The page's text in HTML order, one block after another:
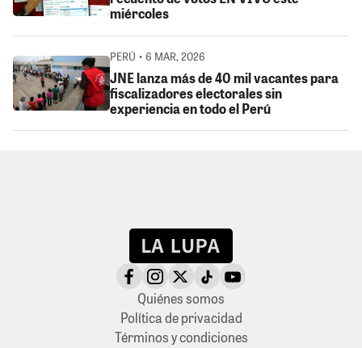
miércoles
PERÚ • 6 MAR, 2026
JNE lanza más de 40 mil vacantes para
fiscalizadores electorales sin
experiencia en todo el Perú
Quiénes somos
Política de privacidad
Términos y condiciones